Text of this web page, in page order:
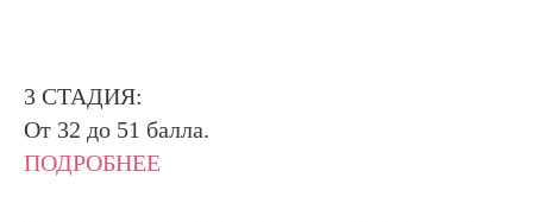
3 СТАДИЯ:
От 32 до 51 балла.
ПОДРОБНЕЕ